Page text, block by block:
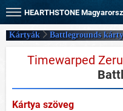
HEARTHSTONE
Kártyák Battlegrounds
Timewarped
Kártya szöveg